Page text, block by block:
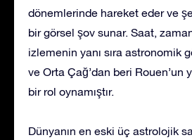
dönemlerinde hareket eder ve
bir görsel şov sunar. Saat,
izlemenin yanı sıra astronomik
ve Orta Çağ’dan beri Rouen’un
bir rol oynamıştır.
Dünyanın en eski üç astrolojik